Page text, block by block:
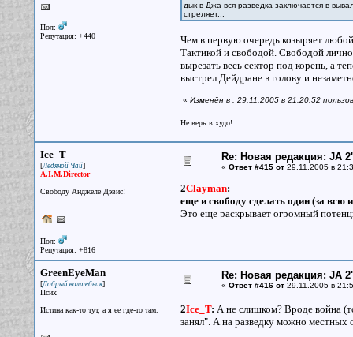
Пол:
Репутация: +440
дык в Джа вся разведка заключается в
стреляет...
Чем в первую очередь козыряет
Тактикой и свободой. Свободой
вырезать весь сектор под корень, а
выстрел Дейдране в голову и
« Изменён в : 29.11.2005 в 21:20:52
Не верь в худо!
Ice_T
[Ледяной Чай]
A.I.M.Director
Свободу Анджеле Дэвис!
Пол:
Репутация: +816
Re: Новая редакция: JA
« Ответ #415 от29.11.2005 в
2Clayman:
еще и свободу сделать один (за всю
Это еще раскрывает огромный
GreenEyeMan
[Добрый волшебник]
Псих
Истина как-то тут, а я ее где-то там.
Re: Новая редакция: JA
« Ответ #416 от29.11.2005 в
2Ice_T: А не слишком? Вроде война
занял". А на разведку можно местных